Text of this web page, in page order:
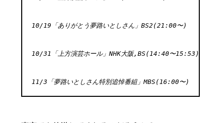
10/19「ありがとう夢路いとしさん」BS2(21:00〜)
10/31「上方演芸ホール」NHK大阪,BS(14:40〜15:53)
11/3「夢路いとしさん特別追悼番組」MBS(16:00〜)